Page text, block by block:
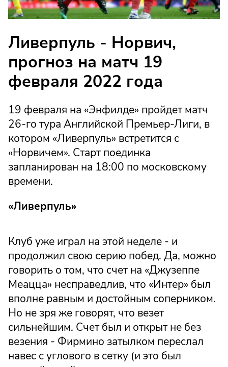
Ливерпуль - Норвич,
прогноз на матч 19
февраля 2022 года
19 февраля на «Энфилде» пройдет матч
26-го тура Английской Премьер-Лиги, в
котором «Ливерпуль» встретится с
«Норвичем». Старт поединка
запланирован на 18:00 по московскому
времени.
«Ливерпуль»
Клуб уже играл на этой неделе - и
продолжил свою серию побед. Да, можно
говорить о том, что счет на «Джузеппе
Меацца» несправедлив, что «Интер» был
вполне равным и достойным соперником.
Но не зря же говорят, что везет
сильнейшим. Счет был и открыт не без
везения - Фирмино затылком переслал
навес с углового в сетку (и это был